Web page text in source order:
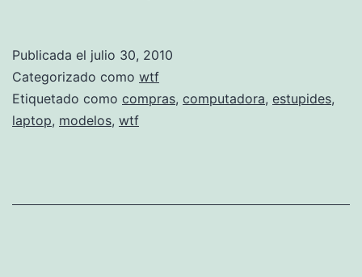
e
l
Publicada el julio 30, 2010
Categorizado como wtf
Etiquetado como compras, computadora, estupides,
laptop, modelos, wtf